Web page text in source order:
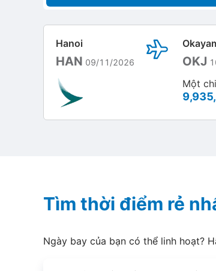
Hanoi
HAN 09/11/2026 OKJ
Một
Tìm thời điểm rẻ
Ngày bay của bạn có thể linh hoạt?